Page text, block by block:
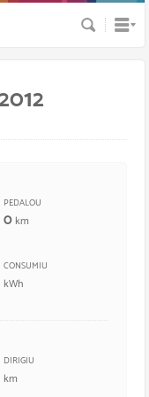
Busca
PEDALOU
0 km
CONSUMIU
kWh
DIRIGIU
km